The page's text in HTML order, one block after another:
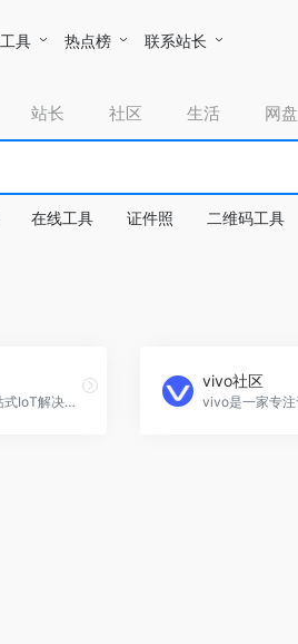
具 热点榜 联系站长
站长 社区 生活 网盘
在线工具 证件照 二维码工具
AliOS旨在通过一站式IoT解决方案，实现智联网汽车、智能家居等终端的智能化，构建一体化的IoT生态系统。
vivo社区